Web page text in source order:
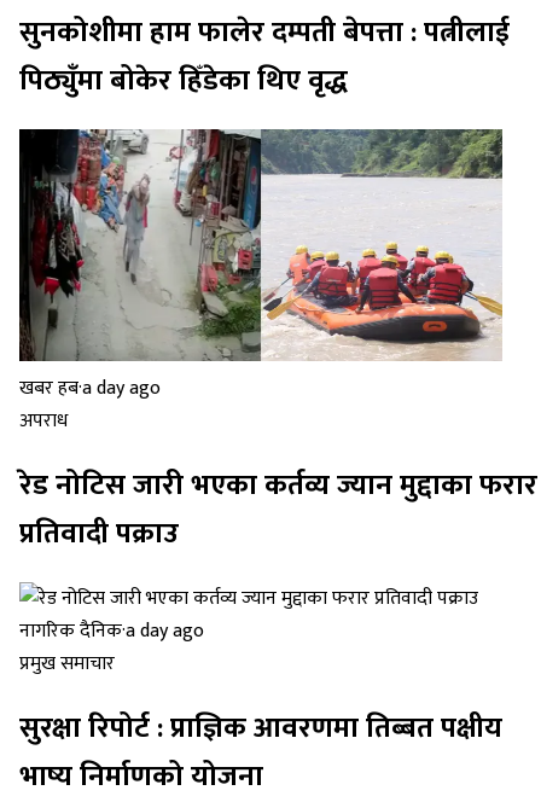
सुनकोशीमा हाम फालेर दम्पती बेपत्ता : पत्नीलाई
पिठ्युँमा बोकेर हिँडेका थिए वृद्ध
खबर हब·a day ago
अपराध
रेड नोटिस जारी भएका कर्तव्य ज्यान मुद्दाका फरार
प्रतिवादी पक्राउ
नागरिक दैनिक·a day ago
प्रमुख समाचार
सुरक्षा रिपोर्ट : प्राज्ञिक आवरणमा तिब्बत पक्षीय
भाष्य निर्माणको योजना